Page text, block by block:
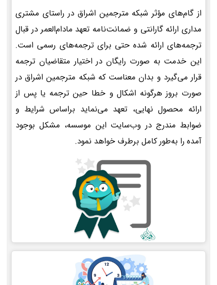
از گام‌های مؤثر شبکه مترجمین اشراق در راستای مشتری
مداری ارائه گارانتی و ضمانت‌نامه تعهد مادام‌العمر در قبال
ترجمه‌های ارائه شده حتی برای ترجمه‌های رسمی است.
این خدمت به صورت رایگان در اختیار متقاضیان ترجمه
قرار می‌گیرد و بدان معناست که شبکه مترجمین اشراق در
صورت بروز هرگونه اشکال و خطا حین ترجمه یا پس از
ارائه محصول نهایی، تعهد می‌نماید براساس شرایط و
ضوابط مندرج در وب‌سایت این موسسه، مشکل بوجود
آمده را به‌طور کامل برطرف خواهد نمود.